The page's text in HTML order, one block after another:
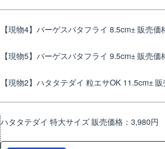
【現物4】バーゲスバタフライ 8.5cm± 販売価
【現物5】バーゲスバタフライ 9.5cm± 販売価
【現物2】ハタタテダイ 粒エサOK 11.5cm±
ハタタテダイ 特大サイズ 販売価格：3,980円